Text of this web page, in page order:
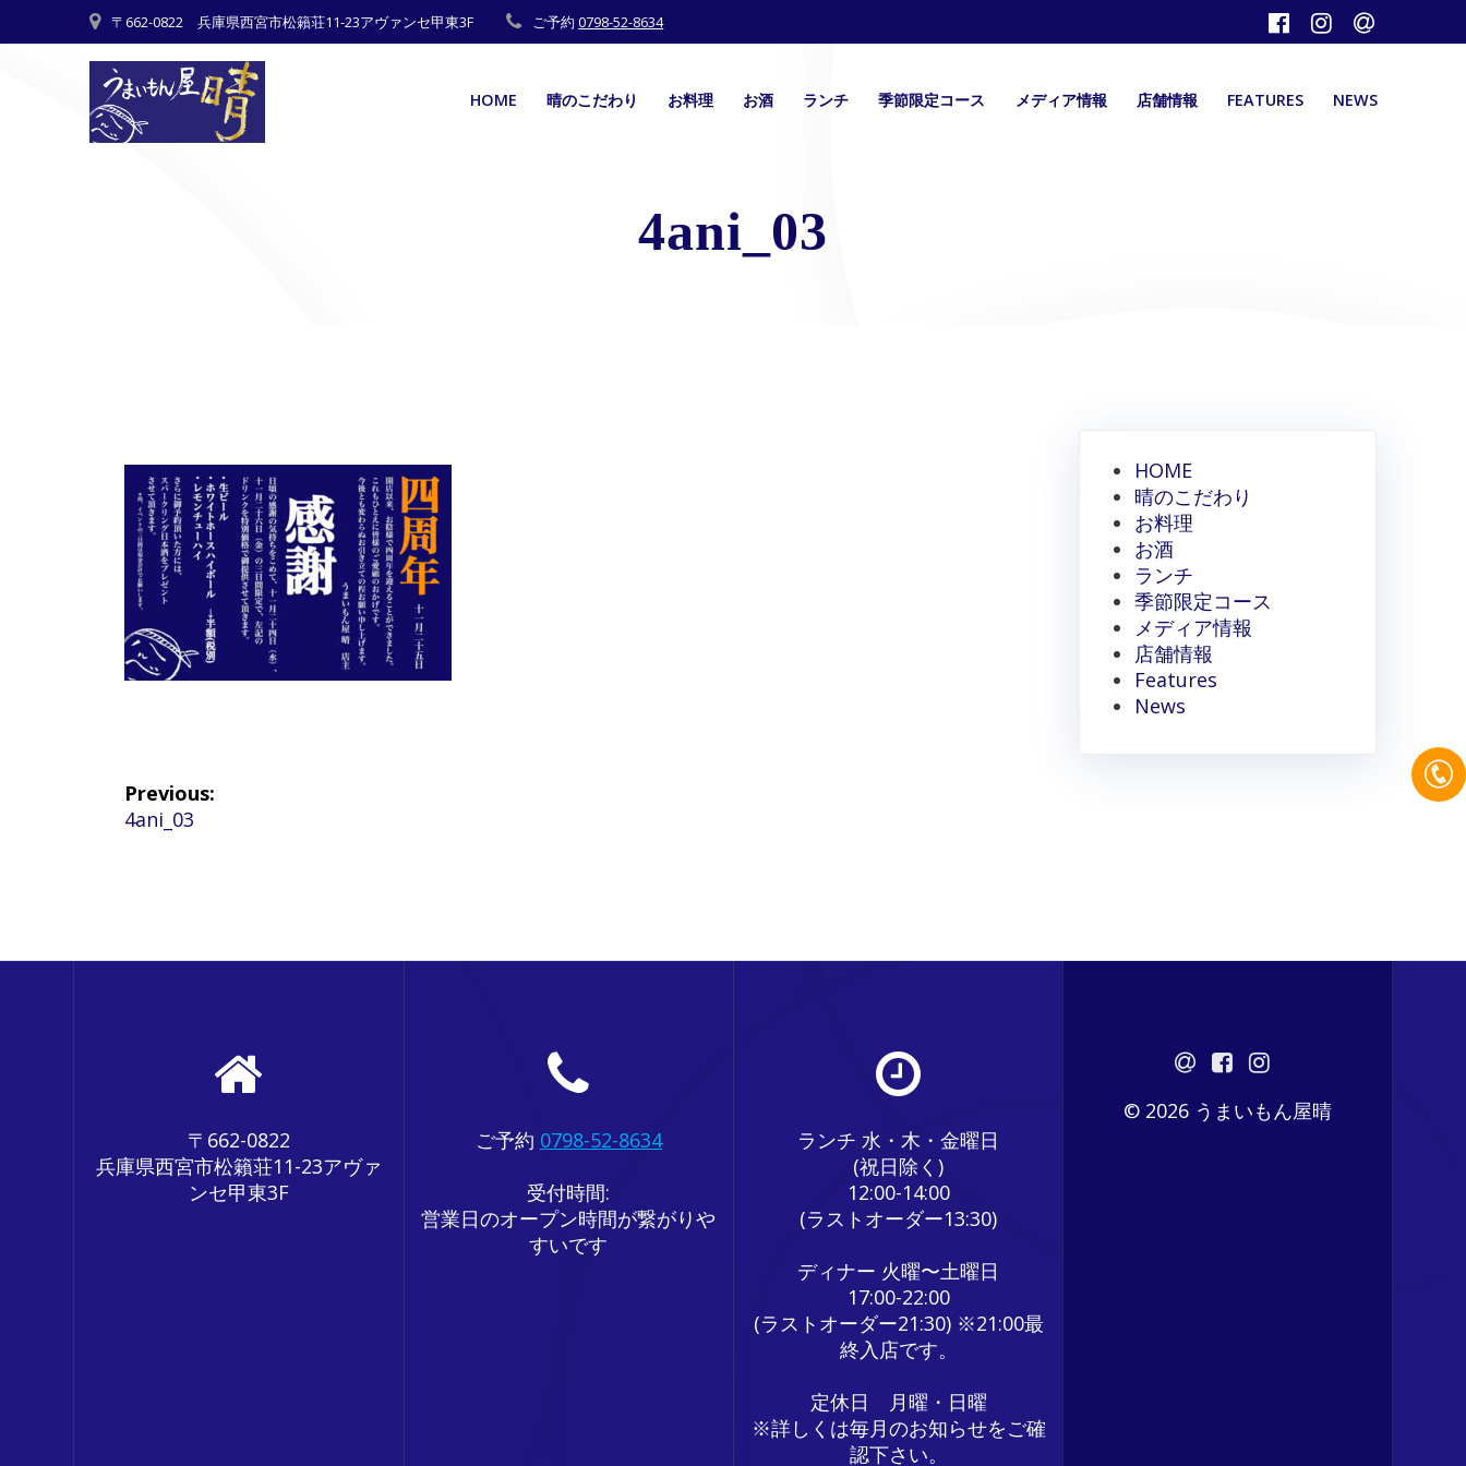
to
〒662-0822 兵庫県西宮市松籟荘11-23アヴァンセ甲東3F ご予約0798-52-8634
HOME 晴のこだわり お料理 お酒 ランチ 季節限定コース メディア情報 店舗情報 FEATURES NEWS
4ani_03
ゲ
Previous:
Previous
4ani_03
HOME
晴のこだわり
お料理
お酒
ランチ
季節限定コース
メディア情報
店舗情報
Features
News
〒662-0822
兵庫県西宮市松籟荘11-23アヴァ
ンセ甲東3F
ご予約 0798-52-8634
受付時間:
営業日のオープン時間が繋がりや
すいです
ランチ 水・木・金曜日
(祝日除く)
12:00-14:00
(ラストオーダー13:30)
ディナー 火曜〜土曜日
17:00-22:00
(ラストオーダー21:30) ※21:00最
終入店です。
定休日 月曜・日曜
※詳しくは毎月のお知らせをご確
認下さい。
© 2026 うまいもん屋晴